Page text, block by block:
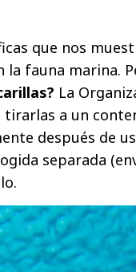
que nos
la fauna marina.
La
tirarlas a un
después de
separada